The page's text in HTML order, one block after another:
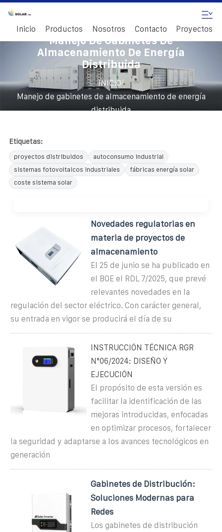
Inicio Productos Nosotros Contacto Proyectos
Manejo De Gabinetes De
Almacenamiento De Energía
Distribuida
INICIO/
Manejo de gabinetes de almacenamiento de energía
distribuida
Etiquetas:
proyectos distribuidos
autoconsumo industrial
sistemas fotovoltaicos industriales
fábricas energía solar
coste sistema solar
Novedades regulatorias en
materia de proyectos de
almacenamiento
El 25 de junio se ha publicado en
el BOE el RDL 7/2025, que prevé
relevantes novedades en la
regulación del sector eléctrico. Con carácter general,
su entrada en vigor se producirá el día de su
INSTRUCCIÓN TÉCNICA RGR
N°06/2024: DISEÑO Y
EJECUCIÓN
El propósito de esta versión es
facilitar la identificación de las
mejoras introducidas, enfocadas
en optimizar procesos, fortalecer
la seguridad y adaptarse a los avances tecnológicos en
generación
Gabinetes de Distribución:
Soluciones Modernas para
Redes
Los gabinetes de distribución